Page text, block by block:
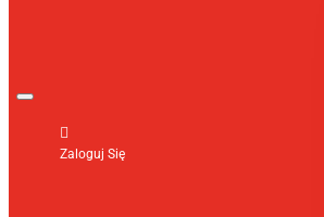
Zaloguj Się